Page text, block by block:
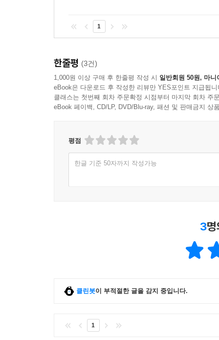
1
한줄평 (3건)
1,000원 이상 구매 후 한줄평 작성 시 일반회원 50원, 마니
eBook은 다운로드 후 작성한 리뷰만 YES포인트 지급됩니
클래스는 첫번째 회차 주문확정 시점부터 마지막 회차 주
eBook 페이백, CD/LP, DVD/Blu-ray, 패션 및 판매금지 상
평점
한글 기준 50자까지 작성가능
3
클린봇이 부적절한 글을 감지 중입니다.
1